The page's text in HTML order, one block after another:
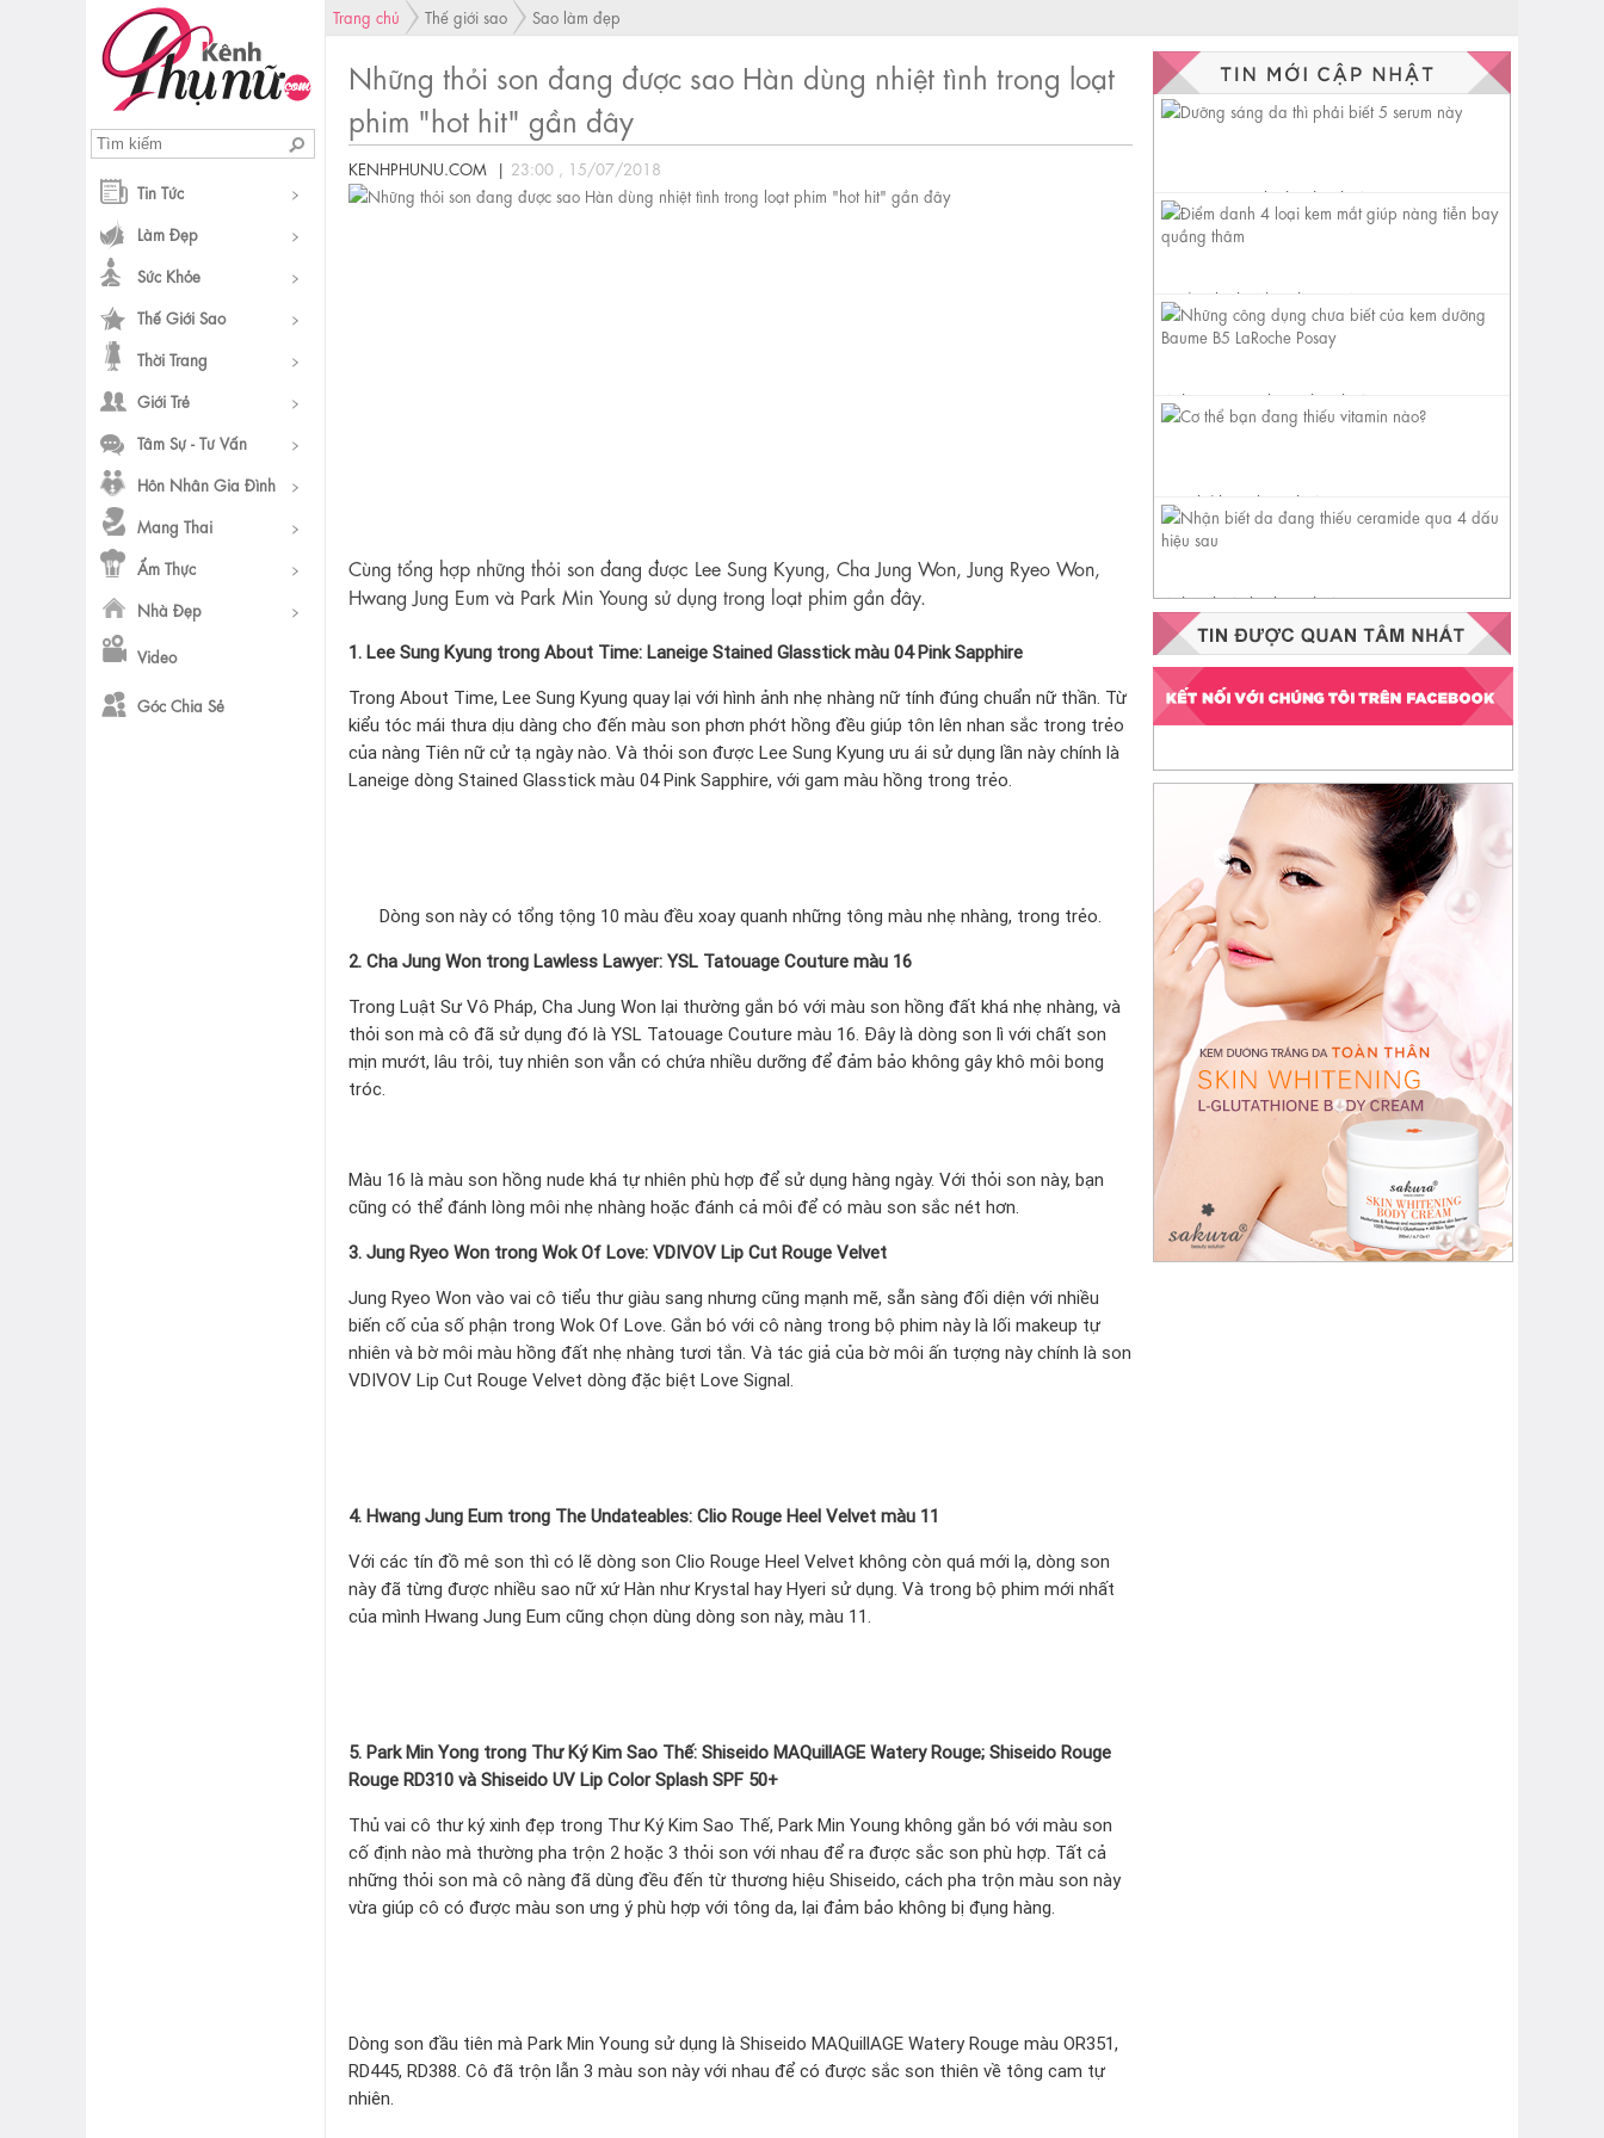
Tin Tức
Làm Đẹp
Sức Khỏe
Thế Giới Sao
Thời Trang
Giới Trẻ
Tâm Sự - Tư Vấn
Hôn Nhân Gia Đình
Mang Thai
Ẩm Thực
Nhà Đẹp
Video
Góc Chia Sẻ
Trang chủ Thế giới sao Sao làm đẹp
Những thỏi son đang được sao Hàn dùng nhiệt tình trong loạt
phim "hot hit" gần đây
KENHPHUNU.COM | 23:00 , 15/07/2018
Cùng tổng hợp những thỏi son đang được Lee Sung Kyung, Cha Jung Won, Jung Ryeo Won,
Hwang Jung Eum và Park Min Young sử dụng trong loạt phim gần đây.
1. Lee Sung Kyung trong About Time: Laneige Stained Glasstick màu 04 Pink Sapphire
Trong About Time, Lee Sung Kyung quay lại với hình ảnh nhẹ nhàng nữ tính đúng chuẩn nữ thần. Từ
kiểu tóc mái thưa dịu dàng cho đến màu son phơn phớt hồng đều giúp tôn lên nhan sắc trong trẻo
của nàng Tiên nữ cử tạ ngày nào. Và thỏi son được Lee Sung Kyung ưu ái sử dụng lần này chính là
Laneige dòng Stained Glasstick màu 04 Pink Sapphire, với gam màu hồng trong trẻo.
Dòng son này có tổng tộng 10 màu đều xoay quanh những tông màu nhẹ nhàng, trong trẻo.
2. Cha Jung Won trong Lawless Lawyer: YSL Tatouage Couture màu 16
Trong Luật Sư Vô Pháp, Cha Jung Won lại thường gắn bó với màu son hồng đất khá nhẹ nhàng, và
thỏi son mà cô đã sử dụng đó là YSL Tatouage Couture màu 16. Đây là dòng son lì với chất son
mịn mướt, lâu trôi, tuy nhiên son vẫn có chứa nhiều dưỡng để đảm bảo không gây khô môi bong
tróc.
Màu 16 là màu son hồng nude khá tự nhiên phù hợp để sử dụng hàng ngày. Với thỏi son này, bạn
cũng có thể đánh lòng môi nhẹ nhàng hoặc đánh cả môi để có màu son sắc nét hơn.
3. Jung Ryeo Won trong Wok Of Love: VDIVOV Lip Cut Rouge Velvet
Jung Ryeo Won vào vai cô tiểu thư giàu sang nhưng cũng mạnh mẽ, sẵn sàng đối diện với nhiều
biến cố của số phận trong Wok Of Love. Gắn bó với cô nàng trong bộ phim này là lối makeup tự
nhiên và bờ môi màu hồng đất nhẹ nhàng tươi tắn. Và tác giả của bờ môi ấn tượng này chính là son
VDIVOV Lip Cut Rouge Velvet dòng đặc biệt Love Signal.
4. Hwang Jung Eum trong The Undateables: Clio Rouge Heel Velvet màu 11
Với các tín đồ mê son thì có lẽ dòng son Clio Rouge Heel Velvet không còn quá mới lạ, dòng son
này đã từng được nhiều sao nữ xứ Hàn như Krystal hay Hyeri sử dụng. Và trong bộ phim mới nhất
của mình Hwang Jung Eum cũng chọn dùng dòng son này, màu 11.
5. Park Min Yong trong Thư Ký Kim Sao Thế: Shiseido MAQuillAGE Watery Rouge; Shiseido Rouge
Rouge RD310 và Shiseido UV Lip Color Splash SPF 50+
Thủ vai cô thư ký xinh đẹp trong Thư Ký Kim Sao Thế, Park Min Young không gắn bó với màu son
cố định nào mà thường pha trộn 2 hoặc 3 thỏi son với nhau để ra được sắc son phù hợp. Tất cả
những thỏi son mà cô nàng đã dùng đều đến từ thương hiệu Shiseido, cách pha trộn màu son này
vừa giúp cô có được màu son ưng ý phù hợp với tông da, lại đảm bảo không bị đụng hàng.
Dòng son đầu tiên mà Park Min Young sử dụng là Shiseido MAQuillAGE Watery Rouge màu OR351,
RD445, RD388. Cô đã trộn lẫn 3 màu son này với nhau để có được sắc son thiên về tông cam tự
nhiên.
Dưỡng sáng da thì phải biết 5
serum này
Điểm danh 4 loại kem mắt
giúp nàng tiễn bay quầng
thâm
Những công dụng chưa biết
của kem dưỡng Baume B5
Cơ thể bạn đang thiếu vitamin
nào?
Nhận biết da đang thiếu
ceramide qua 4 dấu hiệu sau